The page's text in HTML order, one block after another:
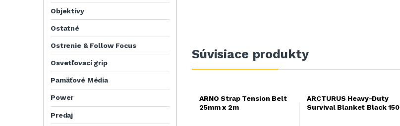
Súvisiace produkty
ARNO Strap Tension Belt
25mm x 2m
ARCTURUS Heavy-Duty
Survival Blanket Black 150
Objektívy
Ostatné
Ostrenie & Follow Focus
Osvetľovací grip
Pamäťové Média
Power
Predaj